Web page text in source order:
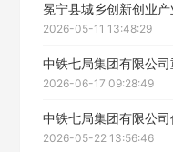
2026-05-11 13:48:29
2026-06-17 09:28:49
2026-05-22 13:56:46